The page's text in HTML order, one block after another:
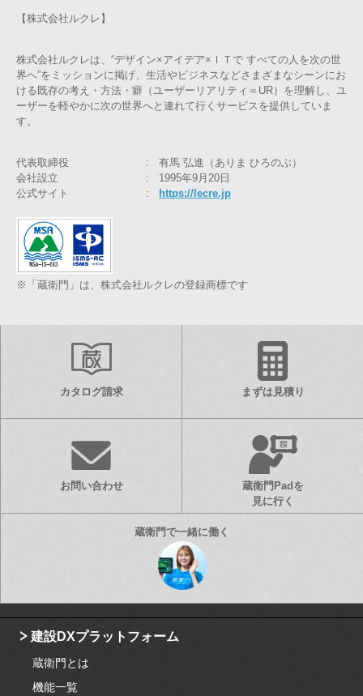
【株式会社ルクレ】
株式会社ルクレは、“デザイン×アイデア×ＩＴで すべての人を次の世
界へ”をミッションに掲げ、生活やビジネスなどさまざまなシーンにお
ける既存の考え・方法・癖（ユーザーリアリティ＝UR）を理解し、ユ
ーザーを軽やかに次の世界へと連れて行くサービスを提供していま
す。
代表取締役
有馬 弘進（ありま ひろのぶ）
会社設立
1995年9月20日
公式サイト
https://lecre.jp
※「蔵衛門」は、株式会社ルクレの登録商標です
カタログ請求 まずは見積り
お問い合わせ
蔵衛門Padを
見に行く
建設DXプラットフォーム
蔵衛門とは
機能一覧